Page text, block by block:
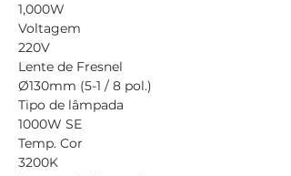
1,000W
Voltagem
220V
Lente de Fresnel
Ø130mm (5-1 / 8 pol.)
Tipo de lâmpada
1000W SE
Temp. Cor
3200K